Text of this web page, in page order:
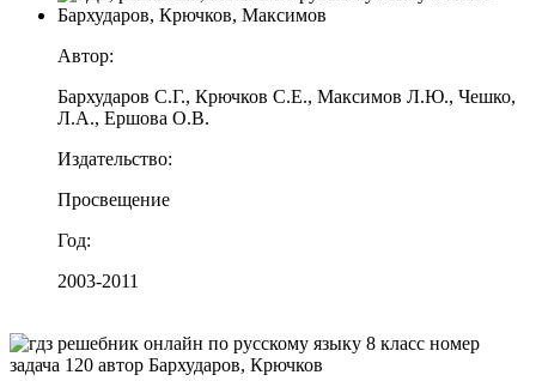
Автор:
Бархударов С.Г., Крючков С.Е., Максимов Л.Ю., Чешко,
Л.А., Ершова О.В.
Издательство:
Просвещение
Год:
2003-2011